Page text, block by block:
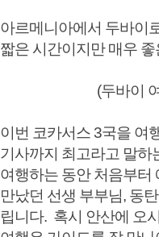
아르메니아에서 두바이
짧은 시간
(두바이 여행중 세
이번 코카서스 3국을 여
기사까지 최고라고 말하
여행하는 동안 처음부터
만났던 선생 부부님, 동
립니다. 혹시 안산에 오